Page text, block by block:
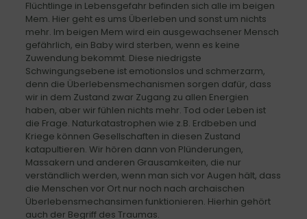
Flüchtlinge in Lebensgefahr befinden sich alle im beigen
Mem. Hier geht es ums Überleben und sonst um nichts
mehr. Im beigen Mem wird ein ausgewachsener Mensch
gefährlich, ein Baby wird sterben, wenn es keine
Zuwendung bekommt. Diese niedrigste
Schwingungsebene ist emotionslos und schmerzarm,
denn die Überlebensmechanismen sorgen dafür, dass
wir in dem Zustand zwar Zugang zu allen Energien
haben, aber wir fühlen nichts mehr. Tod oder Leben ist
die Frage. Naturkatastrophen wie z.B. Erdbeben und
Kriege können Gesellschaften in diesen Zustand
katapultieren. Wir hören dann von Plünderungen,
Massakern und anderen Grausamkeiten, die nur
verständlich werden, wenn man sich vor Augen hält, dass
die Menschen vor Ort nur noch nach archaischen
Überlebensmechansimen funktionieren. Hierhin gehört
auch der Begriff des Traumas.